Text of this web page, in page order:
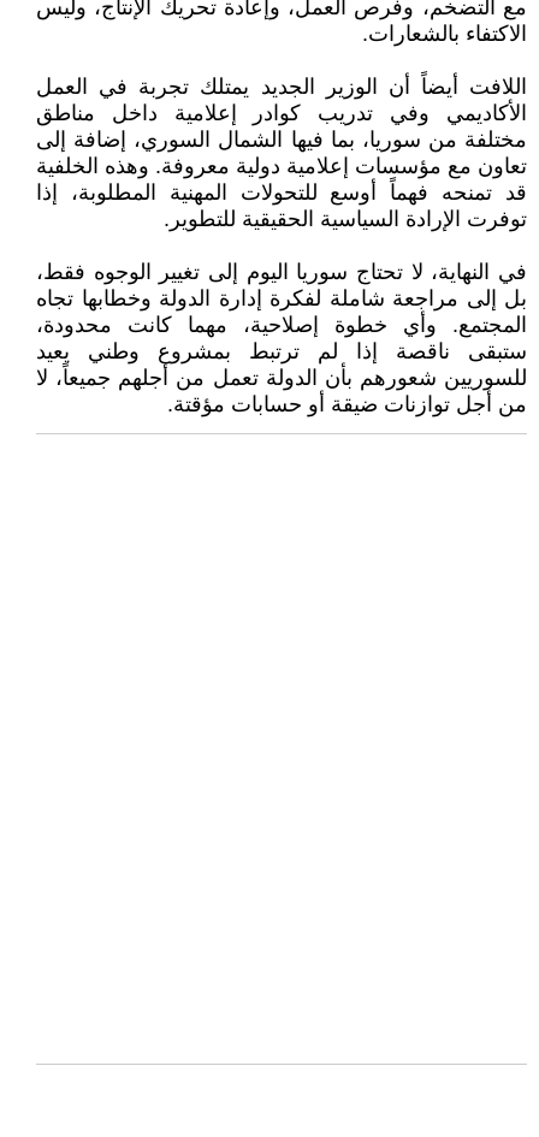
مع التضخم، وفرص العمل، وإعادة تحريك الإنتاج، وليس
الاكتفاء بالشعارات.
اللافت أيضاً أن الوزير الجديد يمتلك تجربة في العمل
الأكاديمي وفي تدريب كوادر إعلامية داخل مناطق
مختلفة من سوريا، بما فيها الشمال السوري، إضافة إلى
تعاون مع مؤسسات إعلامية دولية معروفة. وهذه الخلفية
قد تمنحه فهماً أوسع للتحولات المهنية المطلوبة، إذا
توفرت الإرادة السياسية الحقيقية للتطوير.
في النهاية، لا تحتاج سوريا اليوم إلى تغيير الوجوه فقط،
بل إلى مراجعة شاملة لفكرة إدارة الدولة وخطابها تجاه
المجتمع. وأي خطوة إصلاحية، مهما كانت محدودة،
ستبقى ناقصة إذا لم ترتبط بمشروع وطني يعيد
للسوريين شعورهم بأن الدولة تعمل من أجلهم جميعاً، لا
من أجل توازنات ضيقة أو حسابات مؤقتة.